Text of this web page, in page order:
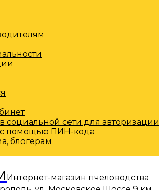
социальной сети для авторизации
с помощью ПИН-кода
блогерам
Интернет-магазин пчеловодства